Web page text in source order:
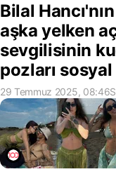
Bilal
aşka yelken
sevgilisinin
pozları sosyal
29 Temmuz 2025, 08:46